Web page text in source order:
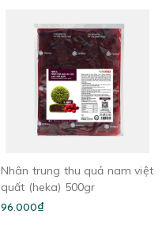
Nhân trung thu quả nam việt
quất (heka) 500gr
96.000₫